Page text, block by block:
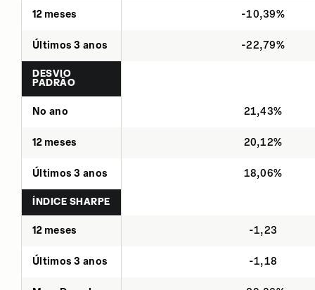
12 meses -10,39%
Últimos 3 anos -22,79%
DESVIO
PADRÃO
No ano 21,43%
12 meses 20,12%
Últimos 3 anos 18,06%
ÍNDICE SHARPE
12 meses -1,23
Últimos 3 anos -1,18